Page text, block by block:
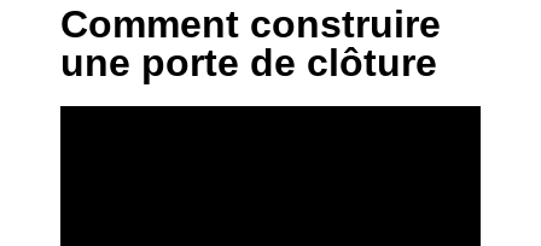
Comment construire
une porte de clôture